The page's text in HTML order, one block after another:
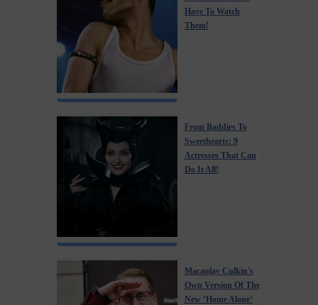
Have To Watch
Them!
From Baddies To
Sweethearts: 9
Actresses That Can
Do It All!
Macaulay Culkin's
Own Version Of The
New ‘Home Alone’